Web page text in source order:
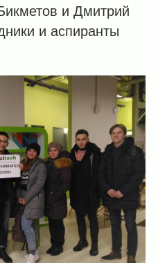
и Дмитрий
и аспиранты